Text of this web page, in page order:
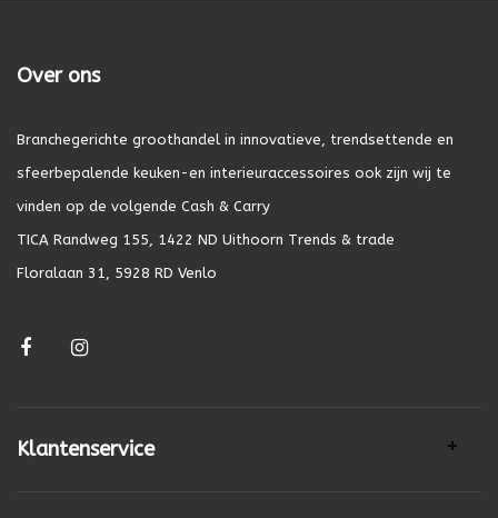
Over ons
Branchegerichte groothandel in innovatieve, trendsettende en
sfeerbepalende keuken-en interieuraccessoires ook zijn wij te
vinden op de volgende Cash & Carry
TICA Randweg 155, 1422 ND Uithoorn Trends & trade
Floralaan 31, 5928 RD Venlo
Klantenservice